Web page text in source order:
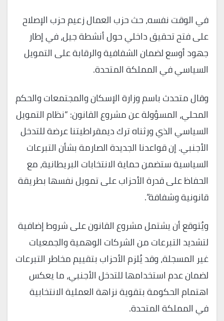
في الوقت نفسه، حث حزب العمال زعيم حزب الإصلاح
على فتح تحقيق داخلي حول أنشطة جيل، في إطار
جهود أوسع لضمان الشفافية والرقابة على التمويل
السياسي في المملكة المتحدة.
وقال متحدث باسم وزارة الإسكان والمجتمعات والحكم
المحلي، المسؤولة عن مشروع القانون: “نظام التمويل
السياسي الذي ورثناه ترك ديمقراطيتنا عرضة للتدخل
الأجنبي. إن قواعدنا الجديدة الصارمة بشأن التبرعات
السياسية ستضمن حماية الانتخابات البريطانية، مع
الحفاظ على قدرة الأحزاب على تمويل نفسها بطريقة
قانونية وشفافة”.
ويُتوقع أن يشتمل مشروع القانون على شروط إضافية
لتشديد التبرعات من الشركات الوهمية والجمعيات
غير المسجلة، وقد يُلزم الأحزاب بتقييم مخاطر التبرعات
لضمان عدم استخدامها للتدخل الأجنبي، ما يعكس
اهتمام الحكومة بتقوية نزاهة العملية الانتخابية
في المملكة المتحدة.